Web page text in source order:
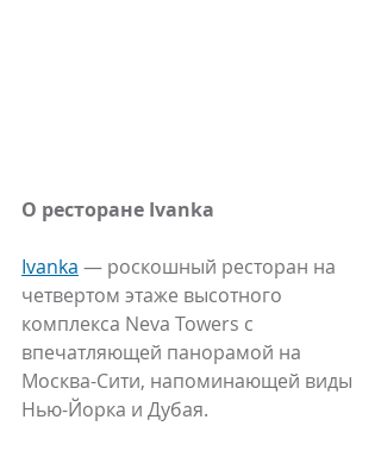
О ресторане Ivanka
Ivanka — роскошный ресторан на
четвертом этаже высотного
комплекса Neva Towers с
впечатляющей панорамой на
Москва-Сити, напоминающей виды
Нью-Йорка и Дубая.